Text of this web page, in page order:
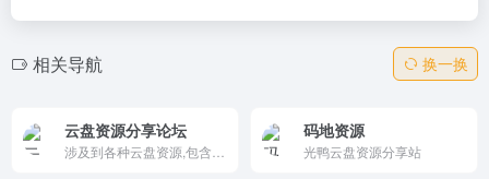
相关导航 换一换
云盘资源分享论坛 码地资源
光鸭云盘资源分享站